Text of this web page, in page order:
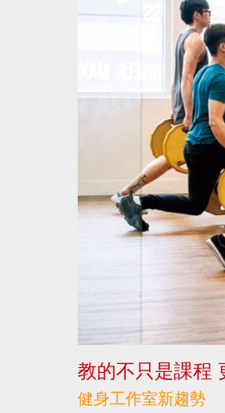
教的不只是課程
健身工作室新趨勢